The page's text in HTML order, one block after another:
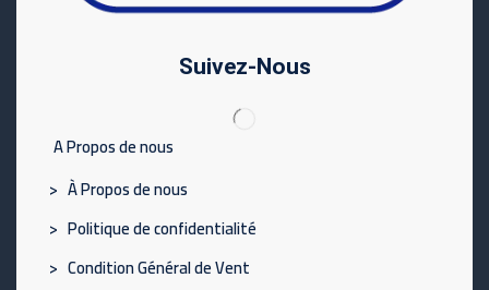
Suivez-Nous
A Propos de nous
> À Propos de nous
> Politique de confidentialité
> Condition Général de Vent